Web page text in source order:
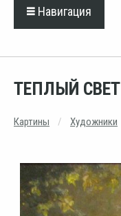
Навигация
ТЕПЛЫЙ СВЕТ
Картины Художники